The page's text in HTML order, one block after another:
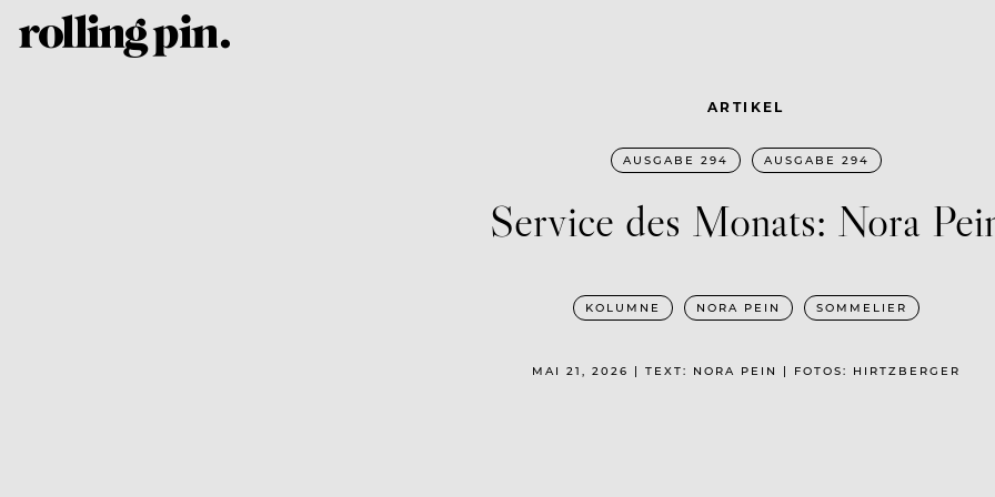
ARTIKEL
AUSGABE 294 AUSGABE 294
Service des Monats: Nora
KOLUMNE NORA PEIN SOMMELIER
MAI 21, 2026 | TEXT: NORA PEIN | FOTOS: HIRTZBERGER